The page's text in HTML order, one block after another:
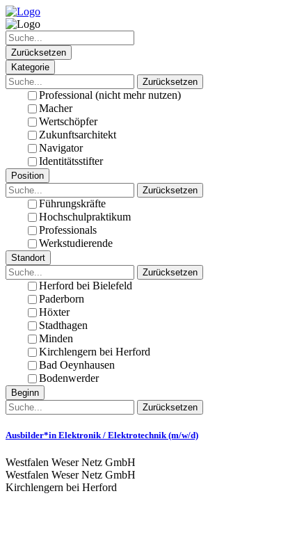
Zurücksetzen
Kategorie
Zurücksetzen
Professional (nicht mehr nutzen)
Macher
Wertschöpfer
Zukunftsarchitekt
Navigator
Identitätsstifter
Position
Zurücksetzen
Führungskräfte
Hochschulpraktikum
Professionals
Werkstudierende
Standort
Zurücksetzen
Herford bei Bielefeld
Paderborn
Höxter
Stadthagen
Minden
Kirchlengern bei Herford
Bad Oeynhausen
Bodenwerder
Beginn
Zurücksetzen
Ausbilder*in Elektronik / Elektrotechnik (m/w/d)
Westfalen Weser Netz GmbH
Westfalen Weser Netz GmbH
Kirchlengern bei Herford